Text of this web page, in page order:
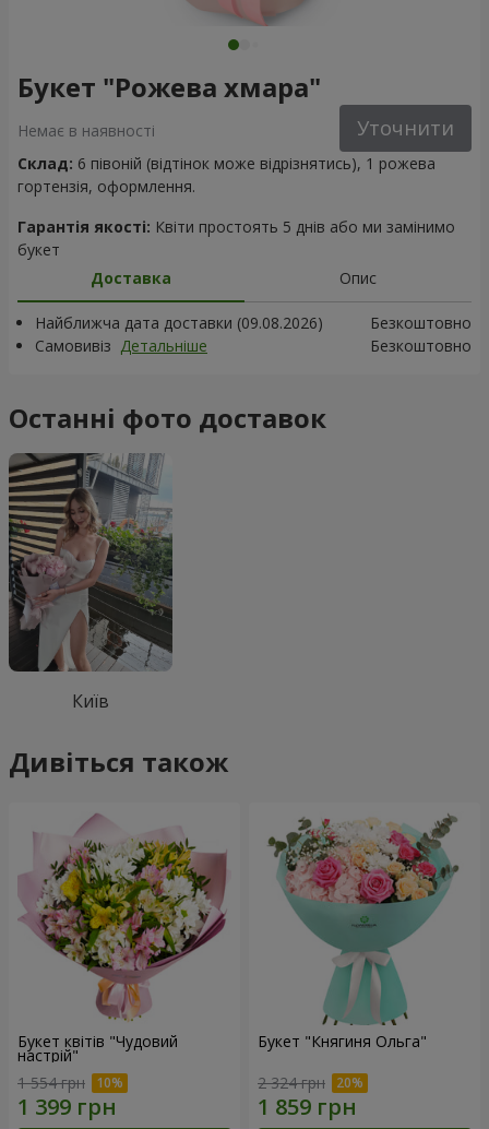
Букет "Рожева хмара"
Немає в наявності Уточнити
Склад: 6 півоній (відтінок може відрізнятись), 1 рожева
гортензія, оформлення.
Гарантія якості: Квіти простоять 5 днів або ми замінимо
букет
Доставка
Опис
Найближча дата доставки (09.08.2026)
Безкоштовно
Самовивіз Детальніше Безкоштовно
Останні фото доставок
Київ
Дивіться також
Букет квітів "Чудовий
настрій"
1 554 грн
Букет "Княгиня Ольга"
2 324 грн